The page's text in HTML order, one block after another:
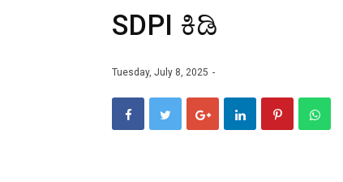
SDPI ಕಿಡಿ
Tuesday, July 8, 2025